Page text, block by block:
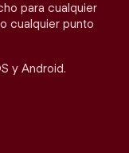
para cualquier
cualquier punto
y Android.